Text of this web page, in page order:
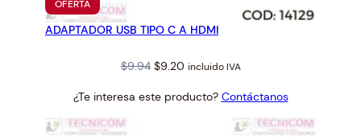
OFERTAPRODUCTO
EN
OFERTA
ADAPTADOR USB TIPO C A HDMI
$9.94 Original
was:
$9.20Current
is:
incluido IVA
¿Te interesa este producto? Contáctanos